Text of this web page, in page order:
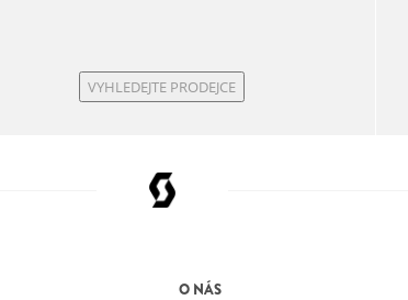
VYHLEDEJTE PRODEJCE
O NÁS